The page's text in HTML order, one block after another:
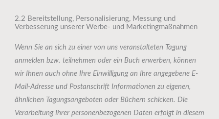
2.2 Bereitstellung, Personalisierung, Messung und
Verbesserung unserer Werbe- und Marketingmaßnahmen
Wenn Sie an sich zu einer von uns veranstalteten Tagung
anmelden bzw. teilnehmen oder ein Buch erwerben, können
wir Ihnen auch ohne Ihre Einwilligung an Ihre angegebene E-
Mail-Adresse und Postanschrift Informationen zu eigenen,
ähnlichen Tagungsangeboten oder Büchern schicken. Die
Verarbeitung Ihrer personenbezogenen Daten erfolgt in diesem